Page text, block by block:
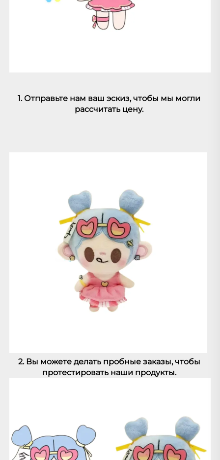
1. Отправьте нам ваш эскиз, чтобы мы могли
рассчитать цену.
2. Вы можете делать пробные заказы, чтобы
протестировать наши продукты.